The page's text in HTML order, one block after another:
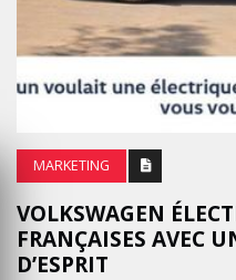
MARKETING
VOLKSWAGEN
FRANÇAISES AVEC
D’ESPRIT